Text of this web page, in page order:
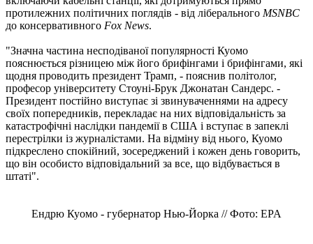
протилежних політичних поглядів - від ліберального MSNBC
до консервативного Fox News.
"Значна частина несподіваної популярності Куомо
пояснюється різницею між його брифінгами і брифінгами, які
щодня проводить президент Трамп, - пояснив політолог,
професор університету Стоуні-Брук Джонатан Сандерс. -
Президент постійно виступає зі звинуваченнями на адресу
своїх попередників, перекладає на них відповідальність за
катастрофічні наслідки пандемії в США і вступає в запеклі
перестрілки із журналістами. На відміну від нього, Куомо
підкреслено спокійний, зосереджений і кожен день говорить,
що він особисто відповідальний за все, що відбувається в
штаті".
Ендрю Куомо - губернатор Нью-Йорка // Фото: EPA